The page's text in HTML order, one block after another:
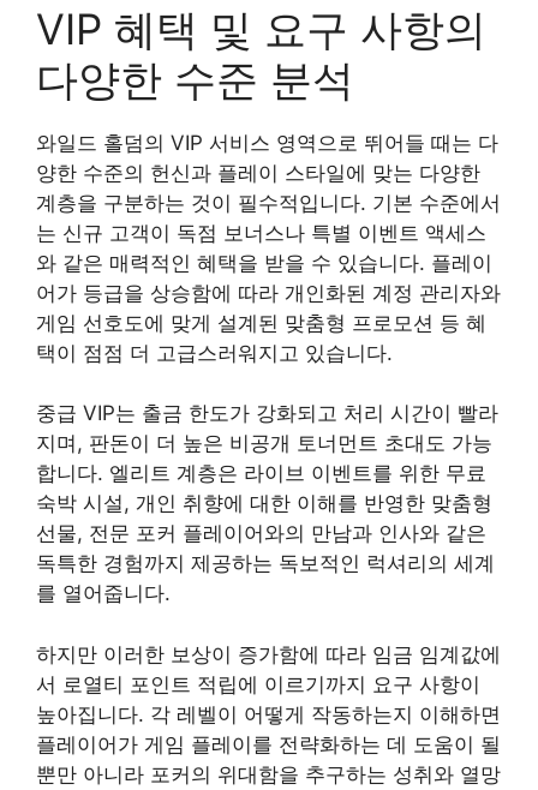
VIP 혜택 및 요구 사항의
다양한 수준 분석
와일드 홀덤의 VIP 서비스 영역으로 뛰어들 때는 다
양한 수준의 헌신과 플레이 스타일에 맞는 다양한
계층을 구분하는 것이 필수적입니다. 기본 수준에서
는 신규 고객이 독점 보너스나 특별 이벤트 액세스
와 같은 매력적인 혜택을 받을 수 있습니다. 플레이
어가 등급을 상승함에 따라 개인화된 계정 관리자와
게임 선호도에 맞게 설계된 맞춤형 프로모션 등 혜
택이 점점 더 고급스러워지고 있습니다.
중급 VIP는 출금 한도가 강화되고 처리 시간이 빨라
지며, 판돈이 더 높은 비공개 토너먼트 초대도 가능
합니다. 엘리트 계층은 라이브 이벤트를 위한 무료
숙박 시설, 개인 취향에 대한 이해를 반영한 맞춤형
선물, 전문 포커 플레이어와의 만남과 인사와 같은
독특한 경험까지 제공하는 독보적인 럭셔리의 세계
를 열어줍니다.
하지만 이러한 보상이 증가함에 따라 임금 임계값에
서 로열티 포인트 적립에 이르기까지 요구 사항이
높아집니다. 각 레벨이 어떻게 작동하는지 이해하면
플레이어가 게임 플레이를 전략화하는 데 도움이 될
뿐만 아니라 포커의 위대함을 추구하는 성취와 열망